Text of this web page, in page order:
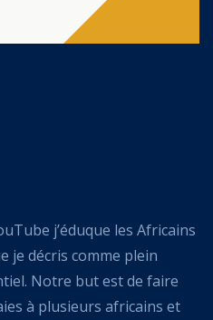
j’éduque les Africains
je décris comme plein
Notre but est de faire
à plusieurs africains et